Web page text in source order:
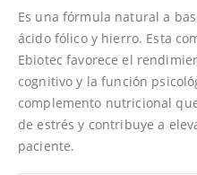
galería
imágenes
Es una fórmula natural a
ácido fólico y hierro. Esta
Ebiotec favorece el
cognitivo y la función
complemento nutricional
de estrés y contribuye a
paciente.